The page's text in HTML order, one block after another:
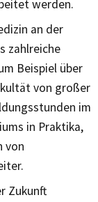
werden.
an der
zahlreiche
Beispiel über
von großer
im
in Praktika,
von
Zukunft